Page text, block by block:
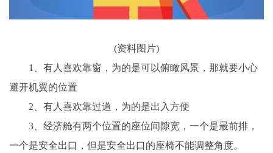
(资料图片)
1、有人喜欢靠窗，为的是可以俯瞰风景，那就要小心
避开机翼的位置
2、有人喜欢靠过道，为的是出入方便
3、经济舱有两个位置的座位间隙宽，一个是最前排，
一个是安全出口，但是安全出口的座椅不能调整角度。